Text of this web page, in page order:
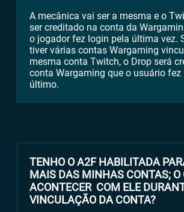
A mecânica vai ser a mesma e o
ser creditado na conta da
o jogador fez login pela última vez.
tiver várias contas Wargaming
mesma conta Twitch, o Drop será
conta Wargaming que o usuário fez
último.
TENHO O A2F HABILITADA
MAIS DAS MINHAS CONTAS; O
ACONTECER COM ELE
VINCULAÇÃO DA CONTA?